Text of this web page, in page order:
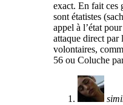
exact. En fait ces
sont étatistes
appel à l’état
attaque direct par
volontaires,
56 ou Coluche